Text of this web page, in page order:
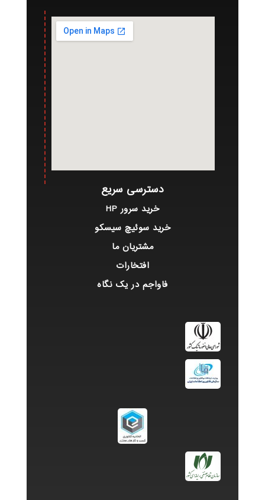
دسترسی سریع
خرید سرور HP
خرید سوئیچ سیسکو
مشتریان ما
افتخارات
فاواجم در یک نگاه